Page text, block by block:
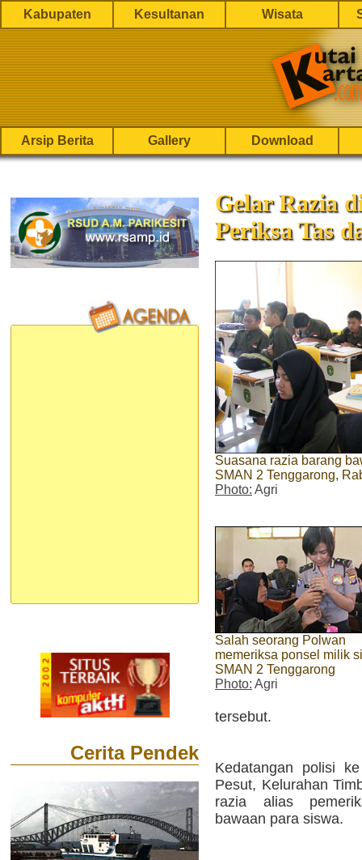
Kabupaten Kesultanan Wisata
Arsip Berita Gallery Download
Cerita Pendek
Gelar Razia
Periksa Tas
Suasana razia barang
SMAN 2 Tenggarong,
Photo: Agri
Salah seorang Polwan
memeriksa ponsel milik
SMAN 2 Tenggarong
Photo: Agri
tersebut.
Kedatangan polisi
Pesut, Kelurahan
razia alias
bawaan para siswa.